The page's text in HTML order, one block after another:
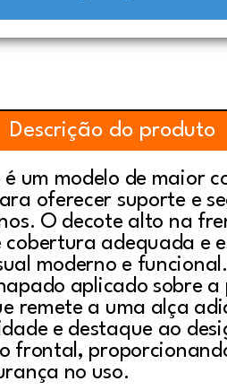
Descrição do produto
é um modelo de maior
oferecer suporte e
O decote alto na
adequada e
moderno e funcional.
aplicado sobre a
remete a uma alça
e destaque ao
frontal,
no uso.